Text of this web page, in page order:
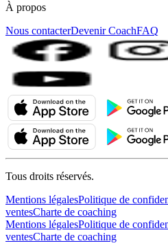
À propos
Nous contacterDevenir CoachFAQ
Tous droits réservés.
Mentions légalesPolitique de
ventesCharte de coaching
Mentions légalesPolitique de
ventesCharte de coaching